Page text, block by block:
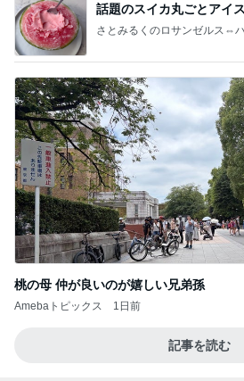
話題のスイカ丸ごとアイ
さとみるくのロサンゼルス⇔
桃の母 仲が良いのが嬉しい兄弟孫
Amebaトピックス 1日前
記事を読む